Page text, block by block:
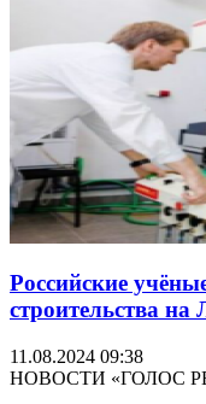
Российские
строительства на
11.08.2024 09:38
НОВОСТИ «ГОЛОС